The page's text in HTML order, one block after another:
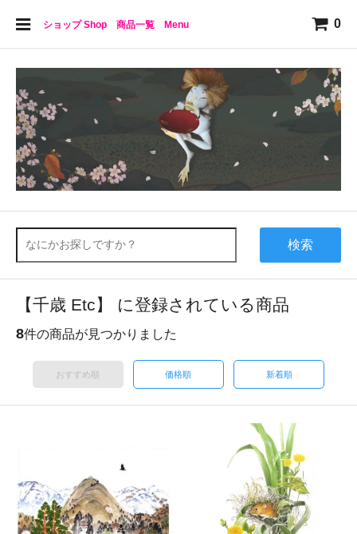
ショップ Shop 商品一覧 Menu 0
検索
【千歳 Etc】 に登録されている商品
8件の商品が見つかりました
おすすめ順 価格順 新着順